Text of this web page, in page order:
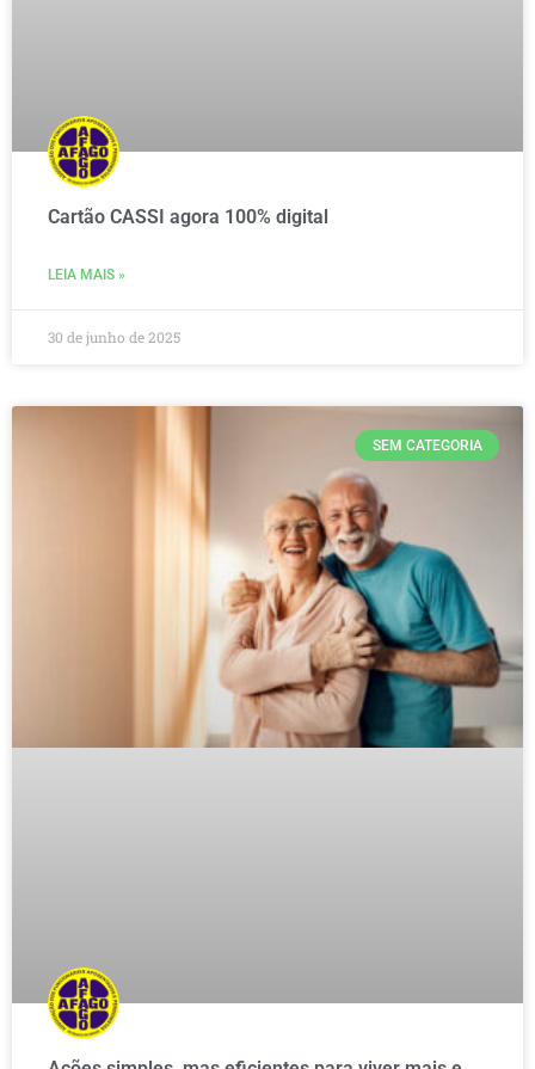
Cartão CASSI agora 100% digital
LEIA MAIS »
30 de junho de 2025
SEM CATEGORIA